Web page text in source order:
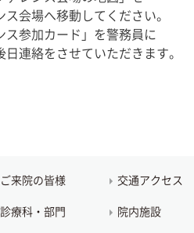
会場へ移動してください。
参加カード」を警務員に
連絡をさせていただきます。
ご来院の皆様
診療科・部門
交通アクセス
院内施設